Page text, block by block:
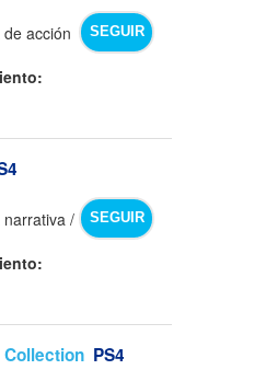
SEGUIR
acción
SEGUIR
/
PS4